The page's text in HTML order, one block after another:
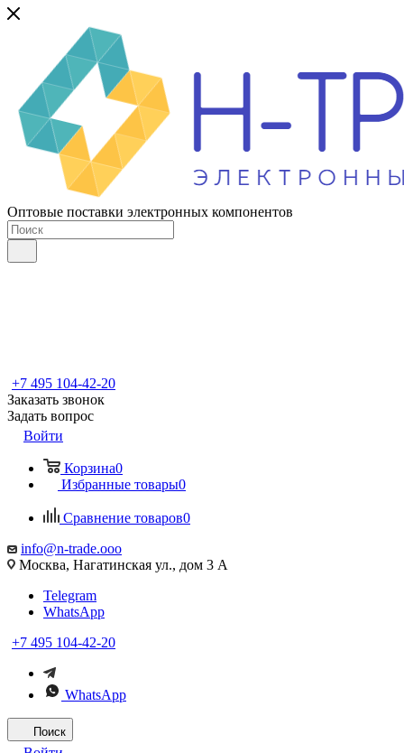
Оптовые поставки электронных компонентов
+7 495 104-42-20
Заказать звонок
Задать вопрос
Войти
Корзина0
Избранные товары0
Сравнение товаров0
info@n-trade.ooo
Москва, Нагатинская ул., дом 3 А
Telegram
WhatsApp
+7 495 104-42-20
WhatsApp
Поиск